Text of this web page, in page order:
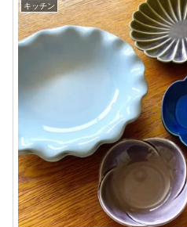
キッチン